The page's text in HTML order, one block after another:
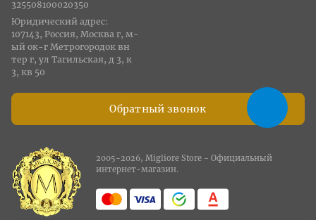
Обратный звонок
325508100020350
Юридический адрес:
107143, Россия, Москва г, м-
ый ок-г Метрогородок вн
тер г, ул Тагильская, д 3, к
3, кв 50
2005-2026, Migliore Store - Официальный
интернет-магазин.